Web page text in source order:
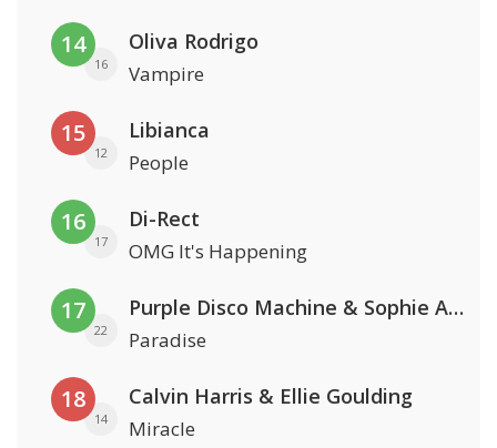
14
16
Oliva Rodrigo
Vampire
15
12
Libianca
People
16
17
Di-Rect
OMG It's Happening
17
22
Purple Disco Machine & Sophie And The Giants
Paradise
18
14
Calvin Harris & Ellie Goulding
Miracle